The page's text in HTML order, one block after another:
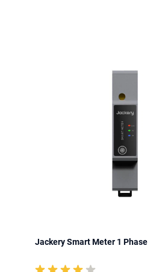
Jackery Smart Meter 1 Phase